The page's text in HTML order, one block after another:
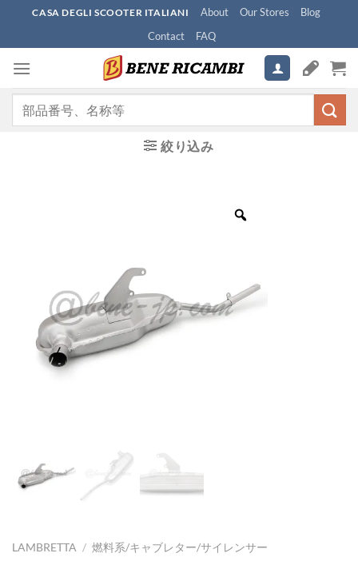
content
CASA DEGLI SCOOTER ITALIANI About Our Stores
Blog
Contact
FAQ
絞り込み
LAMBRETTA / 燃料系/キャブレター/サイレンサー